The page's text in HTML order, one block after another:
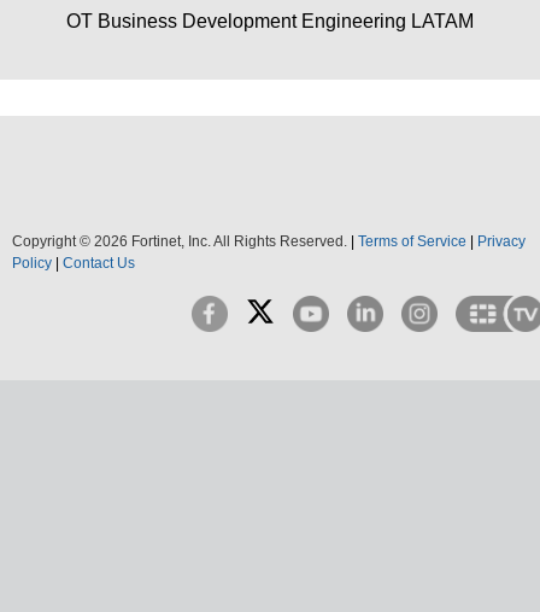
OT Business Development Engineering LATAM
Copyright © 2026 Fortinet, Inc. All Rights Reserved. Terms of Service
Privacy
Policy
Contact Us